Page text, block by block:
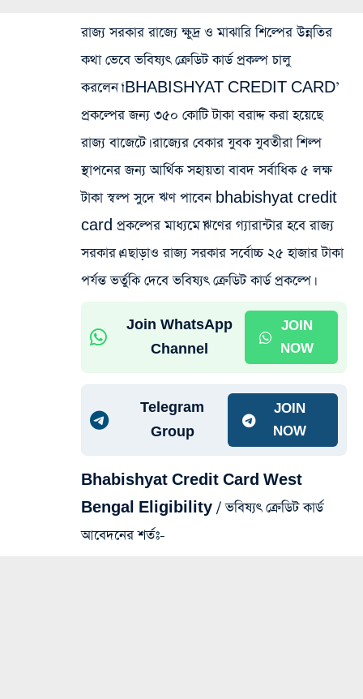
রাজ্য সরকার রাজ্যে ক্ষুদ্র ও মাঝারি শিল্পের উন্নতির
কথা ভেবে ভবিষ্যৎ ক্রেডিট কার্ড প্রকল্প চালু
করলেন।‘BHABISHYAT CREDIT CARD’
প্রকল্পের জন্য ৩৫০ কোটি টাকা বরাদ্দ করা হয়েছে
রাজ্য বাজেটে। রাজ্যের বেকার যুবক যুবতীরা শিল্প
স্থাপনের জন্য আর্থিক সহায়তা বাবদ সর্বাধিক ৫ লক্ষ
টাকা স্বল্প সুদে ঋণ পাবেন bhabishyat credit
card প্রকল্পের মাধ্যমে।ঋণের গ্যারান্টার হবে রাজ্য
সরকার।এছাড়াও রাজ্য সরকার সর্বোচ্চ ২৫ হাজার টাকা
পর্যন্ত ভর্তুকি দেবে ভবিষ্যৎ ক্রেডিট কার্ড প্রকল্পে।
Join WhatsApp
Channel
JOIN
NOW
Telegram
Group
JOIN
NOW
Bhabishyat Credit Card West
Bengal Eligibility / ভবিষ্যৎ ক্রেডিট কার্ড
আবেদনের শর্তঃ-